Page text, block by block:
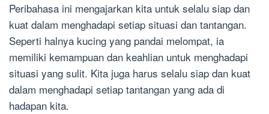
Peribahasa ini mengajarkan kita untuk selalu siap dan
kuat dalam menghadapi setiap situasi dan tantangan.
Seperti halnya kucing yang pandai melompat, ia
memiliki kemampuan dan keahlian untuk menghadapi
situasi yang sulit. Kita juga harus selalu siap dan kuat
dalam menghadapi setiap tantangan yang ada di
hadapan kita.